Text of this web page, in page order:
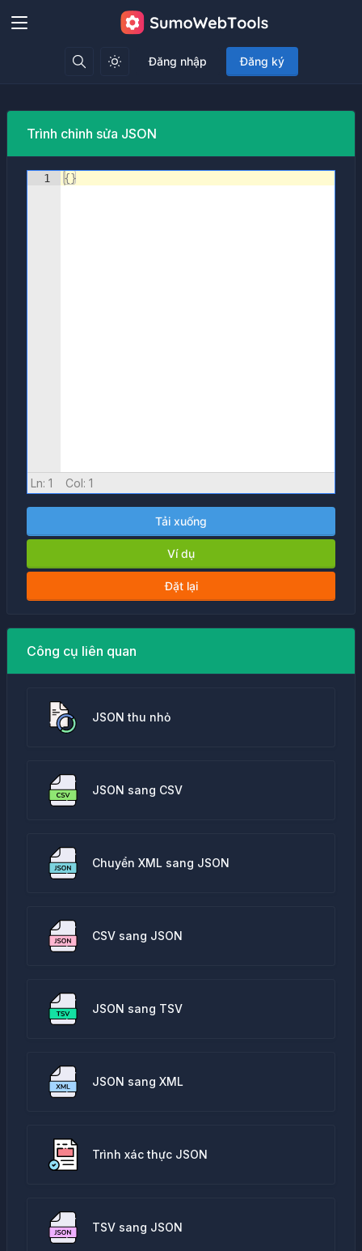
Đăng nhập Đăng ký
Trình chỉnh sửa JSON
1 {}
Ln: 1 Col: 1
Tải xuống
Ví dụ
Đặt lại
Công cụ liên quan
JSON thu nhỏ
JSON sang CSV
Chuyển XML sang JSON
CSV sang JSON
JSON sang TSV
JSON sang XML
Trình xác thực JSON
TSV sang JSON